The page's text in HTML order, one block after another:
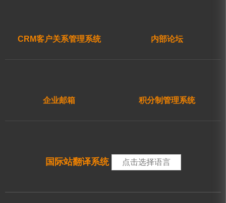
CRM客户关系管理系统 内部论坛
企业邮箱 积分制管理系统
国际站翻译系统 点击选择语言